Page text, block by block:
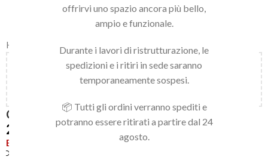
offrirvi uno spazio ancora più bello,
ampio e funzionale.
Durante i lavori di ristrutturazione, le
spedizioni e i ritiri in sede saranno
temporaneamente sospesi.
📦 Tutti gli ordini verranno spediti e
potranno essere ritirati a partire dal 24
agosto.
Home STALEKS ACCESSORI
150,00€al carrello e ottieni la spedizione
CALLUS REMOVER LIQUID
21,90
Esaurito